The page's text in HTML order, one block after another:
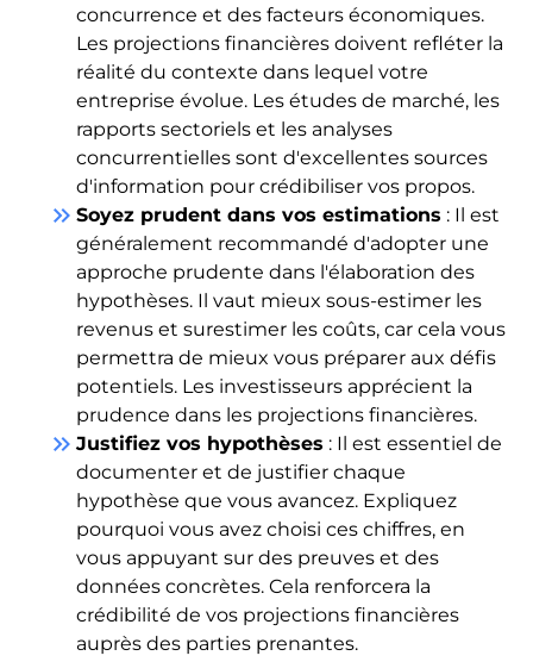
concurrence et des facteurs économiques.
Les projections financières doivent refléter la
réalité du contexte dans lequel votre
entreprise évolue. Les études de marché, les
rapports sectoriels et les analyses
concurrentielles sont d'excellentes sources
d'information pour crédibiliser vos propos.
keyboard_double_arrow_right Soyez prudent dans vos estimations : Il est
généralement recommandé d'adopter une
approche prudente dans l'élaboration des
hypothèses. Il vaut mieux sous-estimer les
revenus et surestimer les coûts, car cela vous
permettra de mieux vous préparer aux défis
potentiels. Les investisseurs apprécient la
prudence dans les projections financières.
keyboard_double_arrow_right Justifiez vos hypothèses : Il est essentiel de
documenter et de justifier chaque
hypothèse que vous avancez. Expliquez
pourquoi vous avez choisi ces chiffres, en
vous appuyant sur des preuves et des
données concrètes. Cela renforcera la
crédibilité de vos projections financières
auprès des parties prenantes.